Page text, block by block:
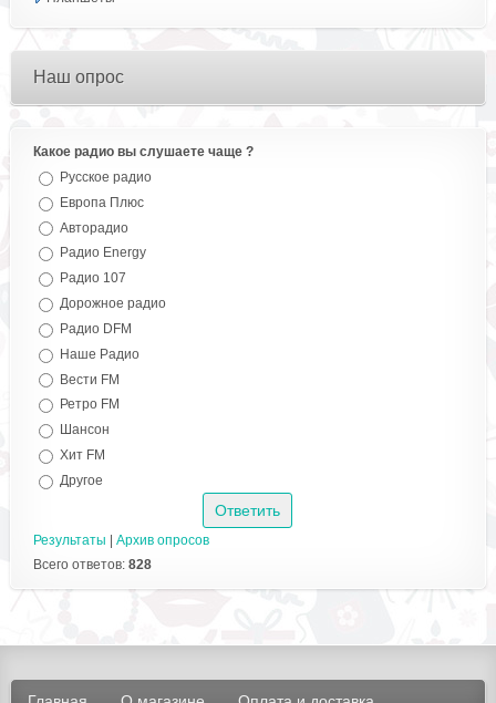
Наш опрос
Какое радио вы слушаете чаще ?
Русское радио
Европа Плюс
Авторадио
Радио Energy
Радио 107
Дорожное радио
Радио DFM
Наше Радио
Вести FM
Ретро FM
Шансон
Хит FM
Другое
Результаты | Архив опросов
Всего ответов: 828